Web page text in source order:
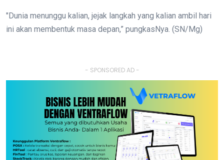
"Dunia menunggu kalian, jejak langkah yang kalian ambil hari
ini akan membentuk masa depan,” pungkasNya. (SN/Mg)
- SPONSORED AD -